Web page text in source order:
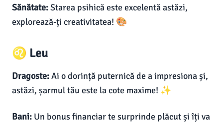
Sănătate:Starea psihică este excelentă astăzi,
explorează-ți creativitatea! 🎨
♌ Leu
Dragoste:Ai o dorință puternică de a impresiona și,
astăzi, șarmul tău este la cote maxime! ✨
Bani: Un bonus financiar te surprinde plăcut și îți va